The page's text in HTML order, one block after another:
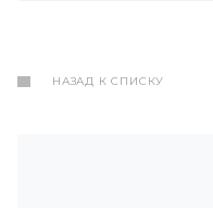
НАЗАД К СПИСКУ